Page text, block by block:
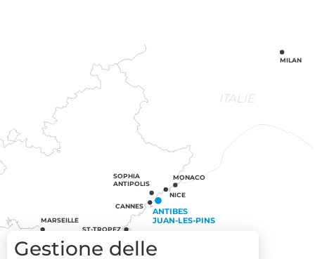
ITALIE
ST-TROPEZ
MARSEILLE
CANNES
ANTIBES
JUAN-LES-PINS
SOPHIA
ANTIPOLIS
NICE
MONACO
MILAN
Gestione delle